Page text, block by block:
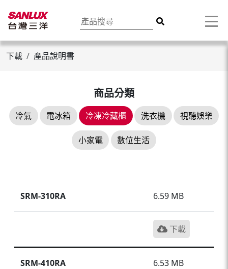
下載 產品說明書
商品分類
冷氣 電冰箱 冷凍冷藏櫃 洗衣機 視聽娛樂
小家電 數位生活
SRM-310RA 6.59 MB
下載
SRM-410RA 6.53 MB